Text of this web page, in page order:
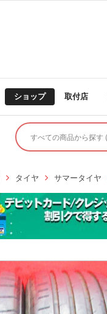
ショップ 取付店
タイヤ サマータイヤ